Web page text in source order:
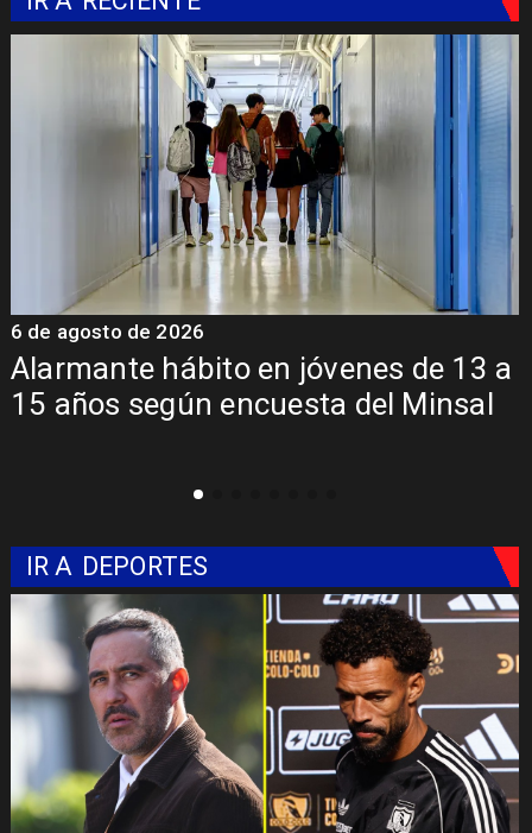
Aprueban creación del Parque
Sebastián Piñera con inversión de $4
6 de agosto de 2026
IR A DEPORTES